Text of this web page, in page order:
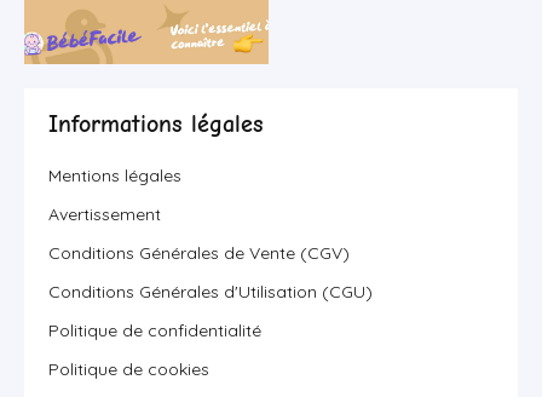
Informations légales
Mentions légales
Avertissement
Conditions Générales de Vente (CGV)
Conditions Générales d'Utilisation (CGU)
Politique de confidentialité
Politique de cookies